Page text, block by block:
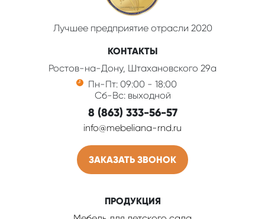
Лучшее предприятие отрасли 2020
КОНТАКТЫ
Ростов-на-Дону, Штахановского 29а
Пн-Пт: 09:00 - 18:00
Сб-Вс: выходной
8 (863) 333-56-57
info@mebeliana-rnd.ru
ЗАКАЗАТЬ ЗВОНОК
ПРОДУКЦИЯ